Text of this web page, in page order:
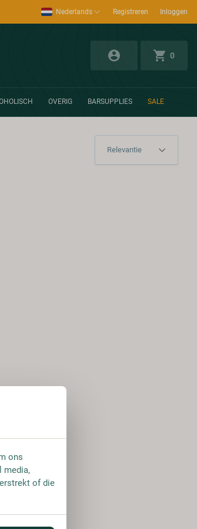
Nederlands Registreren Inloggen
0
OVERIG BARSUPPLIES SALE
ons
media,
of die